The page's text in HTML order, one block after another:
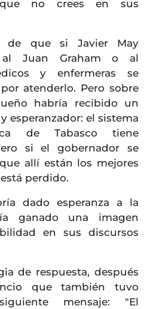
no crees en sus
de que si Javier May
al Juan Graham o al
y enfermeras se
atenderlo. Pero sobre
habría recibido un
esperanzador: el sistema
de Tabasco tiene
si el gobernador se
allí están los mejores
perdido.
dado esperanza a la
ganado una imagen
en sus discursos
de respuesta, después
que también tuvo
mensaje: "El